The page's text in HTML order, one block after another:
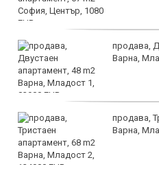
продава,
Варна,
продава,
Варна,